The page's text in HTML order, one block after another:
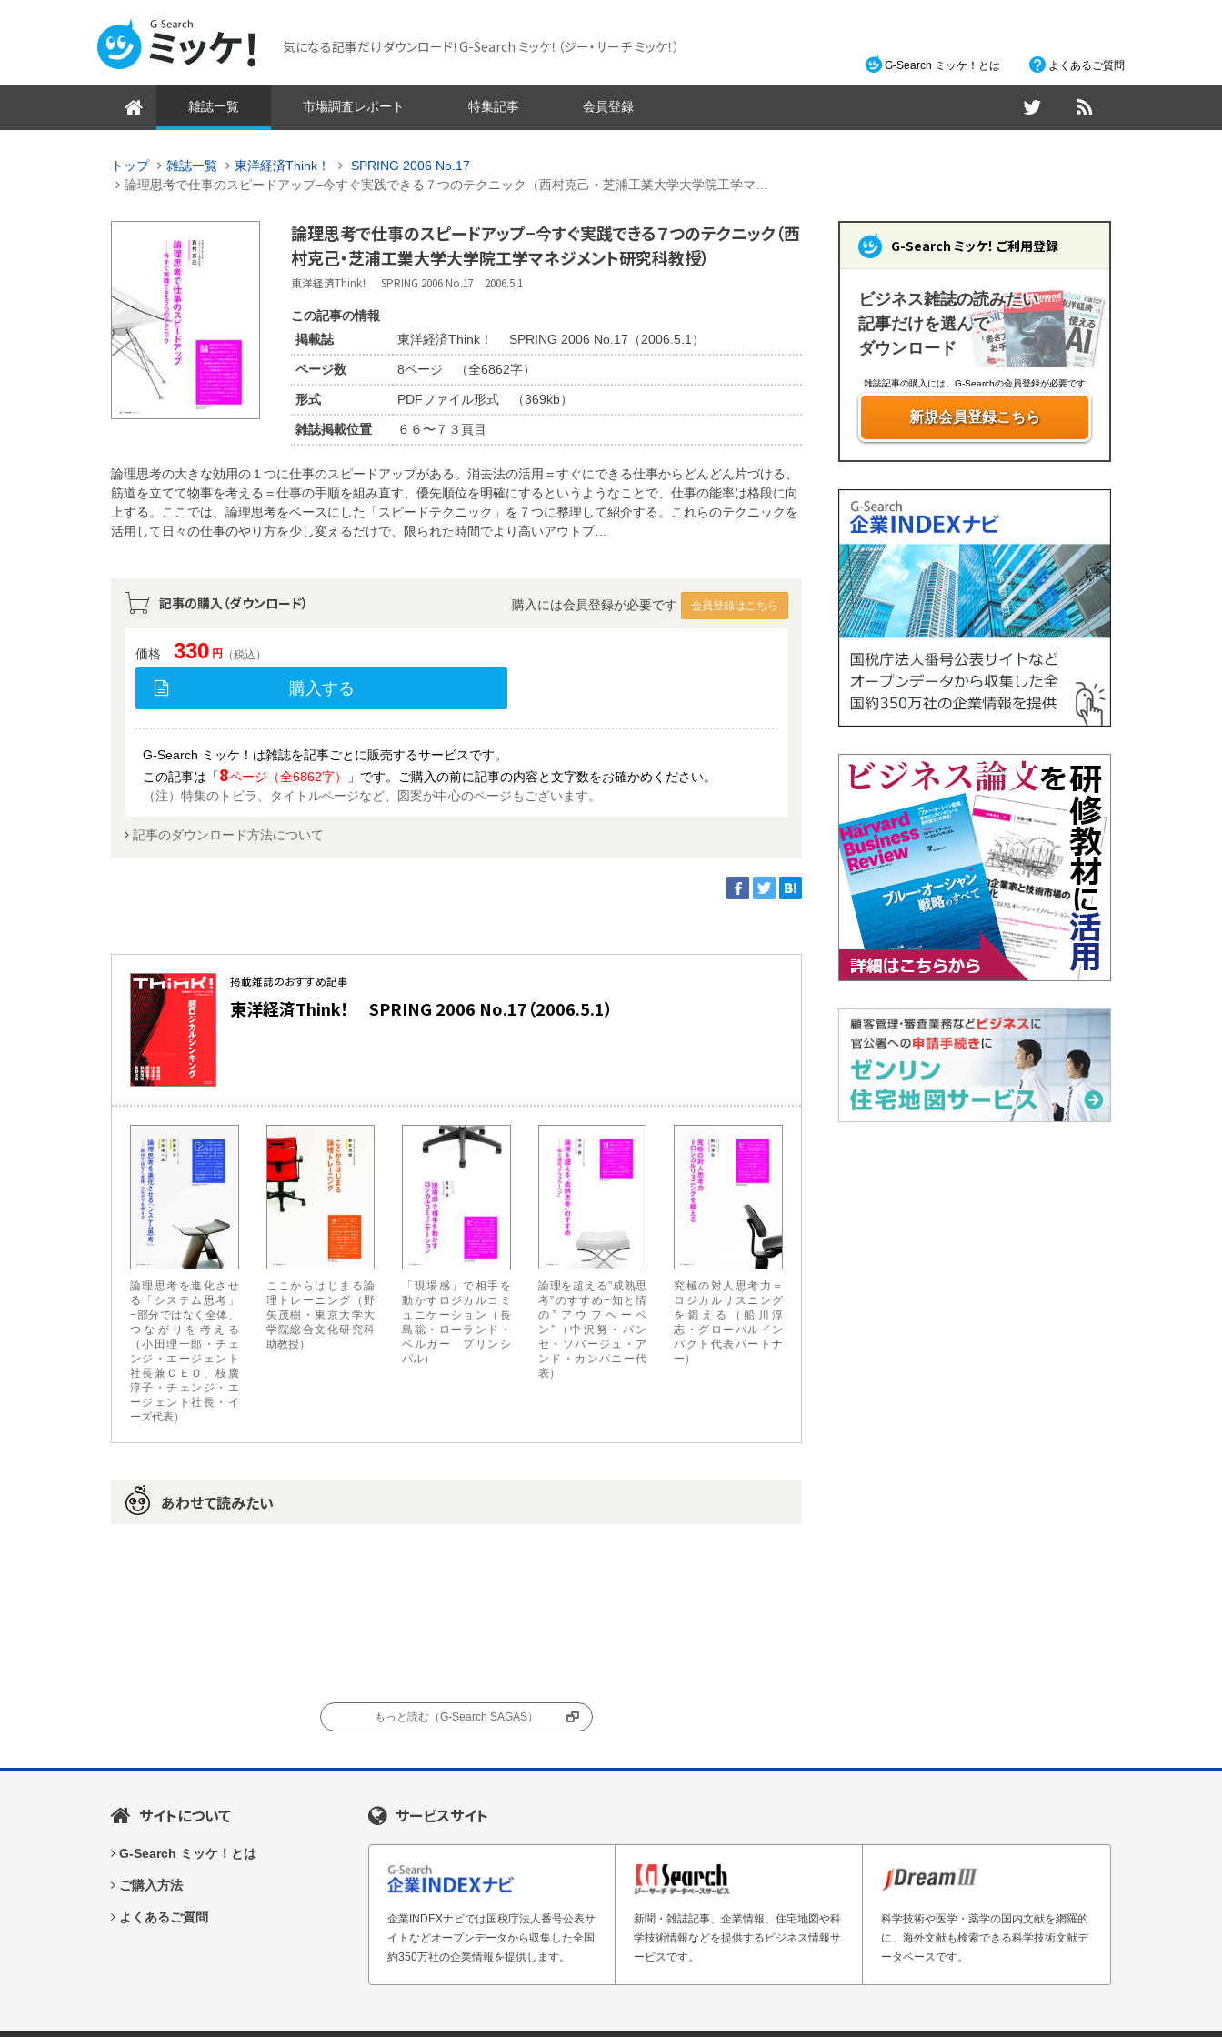
気になる記事だけダウンロード！G-Search ミッケ！ （ジー・サーチ ミッケ！）
G-Search ミッケ！とは よくあるご質問
雑誌一覧 市場調査レポート 特集記事 会員登録
トップ 雑誌一覧 東洋経済Think！
SPRING 2006 No.17
論理思考で仕事のスピードアップ−今すぐ実践できる７つのテクニック（西村克己・芝浦工業大学大学院工学マ…
論理思考で仕事のスピードアップ−今すぐ実践できる７つのテクニック（西
村克己・芝浦工業大学大学院工学マネジメント研究科教授）
東洋経済Think！ SPRING 2006 No.17 2006.5.1
この記事の情報
掲載誌
東洋経済Think！ SPRING 2006 No.17（2006.5.1）
ページ数 8ページ （全6862字）
形式 PDFファイル形式 （369kb）
雑誌掲載位置 ６６〜７３頁目
論理思考の大きな効用の１つに仕事のスピードアップがある。消去法の活用＝すぐにできる仕事からどんどん片づける、
筋道を立てて物事を考える＝仕事の手順を組み直す、優先順位を明確にするというようなことで、仕事の能率は格段に向
上する。ここでは、論理思考をベースにした「スピードテクニック」を７つに整理して紹介する。これらのテクニックを
活用して日々の仕事のやり方を少し変えるだけで、限られた時間でより高いアウトプ…
記事の購入（ダウンロード） 購入には会員登録が必要です 会員登録はこちら
価格 330 円 （税込）
購入する
G-Search ミッケ！は雑誌を記事ごとに販売するサービスです。
この記事は「8ページ（全6862字）
」です。ご購入の前に記事の内容と文字数をお確かめください。
（注）特集のトビラ、タイトルページなど、図案が中心のページもございます。
記事のダウンロード方法について
掲載雑誌のおすすめ記事
東洋経済Think！ SPRING 2006 No.17（2006.5.1）
論理思考を進化させ
る「システム思考」
−部分ではなく全体、
つながりを考える
（小田理一郎・チェ
ンジ・エージェント
社長兼ＣＥＯ、枝廣
淳子・チェンジ・エ
ージェント社長・イ
ーズ代表）
ここからはじまる論
理トレーニング（野
矢茂樹・東京大学大
学院総合文化研究科
助教授）
「現場感」で相手を
動かすロジカルコミ
ュニケーション（長
島聡・ローランド・
ベルガー プリンシ
パル）
論理を超える”成熟思
考”のすすめ−知と情
の”アウフヘーベ
ン”（中沢努・パン
セ・ソバージュ・ア
ンド・カンパニー代
表）
究極の対人思考力＝
ロジカルリスニング
を鍛える（船川淳
志・グローバルイン
パクト代表パートナ
ー）
あわせて読みたい
もっと読む（G-Search SAGAS）
G-Search ミッケ！ ご利用登録
ビジネス雑誌の読みたい
記事だけを選んで
ダウンロード
雑誌記事の購入には、G-Searchの会員登録が必要です
新規会員登録こちら
サイトについて
G-Search ミッケ！とは
ご購入方法
よくあるご質問
サービスサイト
企業INDEXナビでは国税庁法人番号公表サ
イトなどオープンデータから収集した全国
約350万社の企業情報を提供します。
新聞・雑誌記事、企業情報、住宅地図や科
学技術情報などを提供するビジネス情報サ
ービスです。
科学技術や医学・薬学の国内文献を網羅的
に、海外文献も検索できる科学技術文献デ
ータベースです。